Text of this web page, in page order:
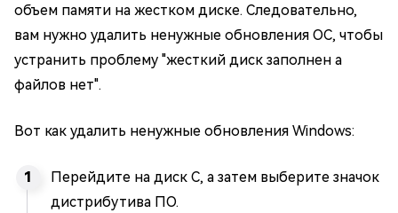
объем памяти на жестком диске. Следовательно,
вам нужно удалить ненужные обновления ОС, чтобы
устранить проблему "жесткий диск заполнен а
файлов нет".
Вот как удалить ненужные обновления Windows:
Перейдите на диск C, а затем выберите значок
дистрибутива ПО.